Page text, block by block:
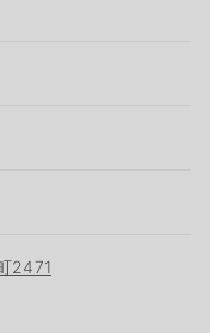
2471